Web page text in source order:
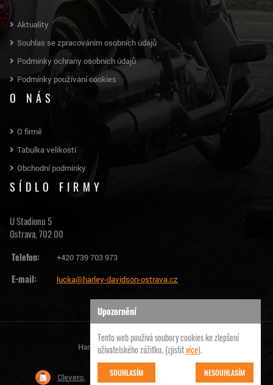
Aktuality
Souhlas se zpracováním osobních údajů
Podmínky ochrany osobních údajů
Podmínky používání cookies
O NÁS
O firmě
Tabulka velikostí
Obchodní podmínky
SÍDLO FIRMY
U Stadionu 5
Ostrava, 702 00
Telefon:
+420 739 703 973
E-mail: lucka@harley-davidson-ostrava.cz
Harley Davidson Ostrava | © 2026
Clevero. Chytrý eshop na míru, který Vás nezklame
Upozornění
Tento web použivá soubory cookies ke zlepšení
uživatelského zážitku. (zjistitvíce).
SOUHLASÍM NESOUHLASÍM